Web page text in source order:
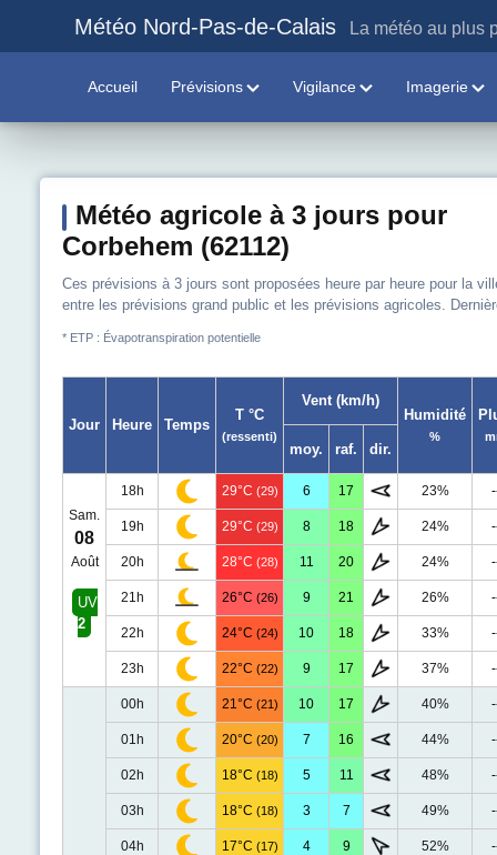
Météo Nord-Pas-de-Calais La météo au plus
Accueil Prévisions Vigilance Imagerie
Météo agricole à 3 jours pour
Corbehem (62112)
Ces prévisions à 3 jours sont proposées heure par heure pour la
entre les prévisions grand public et les prévisions agricoles.
* ETP : Évapotranspiration potentielle
Jour Heure Temps
T °C
(ressenti)
Vent (km/h)
Humidité
%
moy. raf. dir.
Sam.
08
Août
UV
2
18h 29°C (29) 6 17 23%
19h 29°C (29) 8 18 24%
20h 28°C (28) 11 20 24%
21h 26°C (26) 9 21 26%
22h 24°C (24) 10 18 33%
23h 22°C (22) 9 17 37%
00h 21°C (21) 10 17 40%
01h 20°C (20) 7 16 44%
02h 18°C (18) 5 11 48%
03h 18°C (18) 3 7 49%
04h 17°C (17) 4 9 52%